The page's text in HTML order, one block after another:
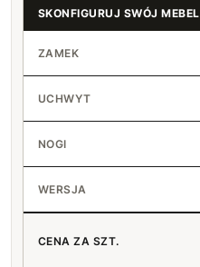
SKONFIGURUJ SWÓJ MEBEL
ZAMEK
Nie
Tak
UCHWYT
Standard (srebrny)
Loft (czarny)
NOGI
Standard (srebrne)
WERSJA
Prawa
CENA ZA SZT.